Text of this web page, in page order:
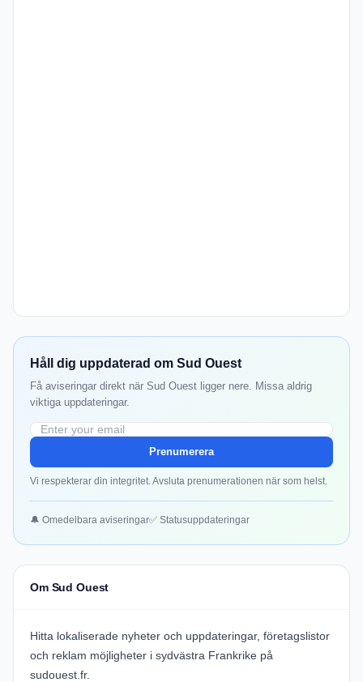
Håll dig uppdaterad om Sud Ouest
Få aviseringar direkt när Sud Ouest ligger nere. Missa aldrig
viktiga uppdateringar.
Prenumerera
Vi respekterar din integritet. Avsluta prenumerationen när som helst.
🔔 Omedelbara aviseringar✅ Statusuppdateringar
Om Sud Ouest
Hitta lokaliserade nyheter och uppdateringar, företagslistor
och reklam möjligheter i sydvästra Frankrike på
sudouest.fr.